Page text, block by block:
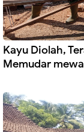
Kayu Diolah,
Memudar